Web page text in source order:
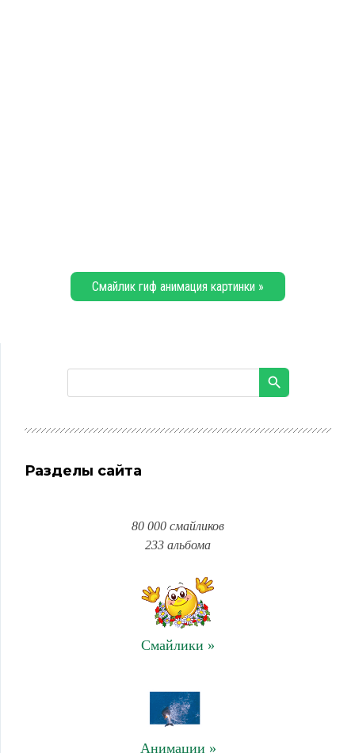
Смайлик гиф анимация картинки »
Разделы сайта
80 000 смайликов
233 альбома
Смайлики »
Анимации »